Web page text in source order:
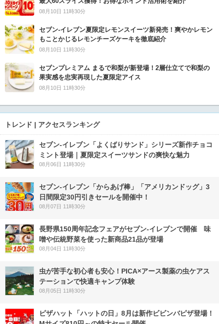
08月10日 11時30分
セブン‐イレブン夏限定レモンスイーツ新発売！爽やかレモン
もことかじるレモンチーズケーキを徹底紹介
08月10日 11時30分
セブンプレミアム まるで和梨が新登場！2層仕立てで和梨の
果実感を忠実再現した夏限定アイス
08月10日 11時30分
トレンド | アクセスランキング
セブン‐イレブン「よくばりサンド」シリーズ新作チョコ
ミント登場｜夏限定スイーツサンドの爽快な魅力
08月06日 11時30分
セブン‐イレブン「からあげ棒」「アメリカンドッグ」3
日間限定30円引きセールを開催中！
08月07日 11時30分
長野県150周年記念フェアがセブン-イレブンで開催 味
噌や伝統野菜を使った新商品21品が登場
08月04日 11時30分
虫が苦手な初心者も安心！PICA×アース製薬の虫ケアス
テーションで快適キャンプ体験
08月05日 11時30分
ピザハット「ハットの日」8月は新作ビビンバピザ登場！